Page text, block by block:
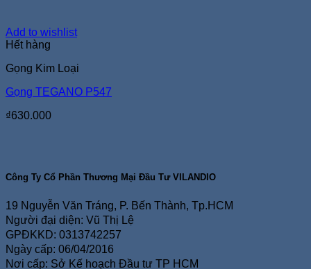
Add to wishlist
Hết hàng
Gọng Kim Loại
Gọng TEGANO P547
₫630.000
Công Ty Cổ Phần Thương Mại Đầu Tư VILANDIO
19 Nguyễn Văn Tráng, P. Bến Thành, Tp.HCM
Người đại diện: Vũ Thị Lệ
GPĐKKD: 0313742257
Ngày cấp: 06/04/2016
Nơi cấp: Sở Kế hoạch Đầu tư TP HCM